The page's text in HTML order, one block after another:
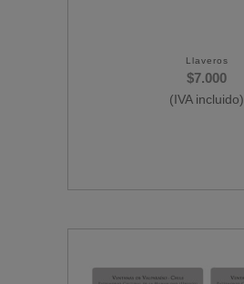
Llaveros
$7.000
(IVA incluido)